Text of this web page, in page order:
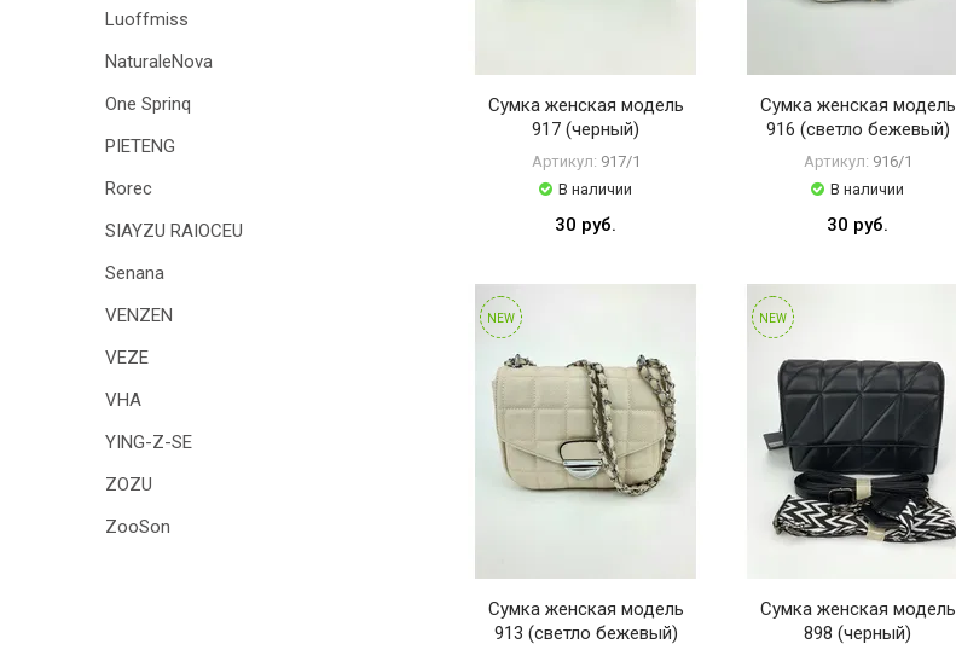
Luoffmiss
NaturaleNova
One Sprinq
PIETENG
Rorec
SIAYZU RAIOCEU
Senana
VENZEN
VEZE
VHA
YING-Z-SE
ZOZU
ZooSon
Сумка женская модель
917 (черный)
Артикул: 917/1
В наличии
30 руб.
Сумка женская модель
916 (светло бежевый)
Артикул: 916/1
В наличии
30 руб.
NEW
Сумка женская модель
913 (светло бежевый)
NEW
Сумка женская модель
898 (черный)